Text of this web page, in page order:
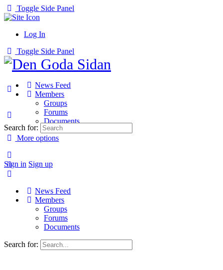
Toggle Side Panel
Log In
Toggle Side Panel
News Feed
Members
Groups
Forums
Documents
More options
Sign in Sign up
Search for:
News Feed
Members
Groups
Forums
Documents
Search for: